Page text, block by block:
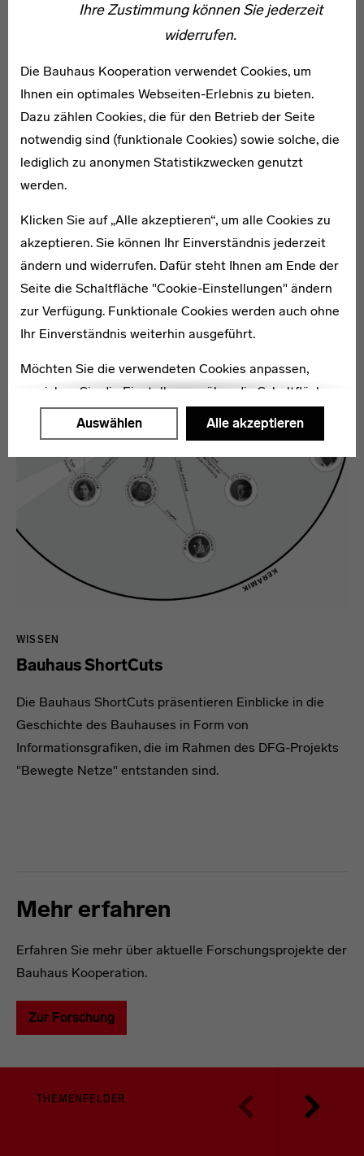
Ihre Zustimmung können Sie jederzeit
widerrufen.
Die Bauhaus Kooperation verwendet Cookies, um
Ihnen ein optimales Webseiten-Erlebnis zu bieten.
Dazu zählen Cookies, die für den Betrieb der Seite
notwendig sind (funktionale Cookies) sowie solche, die
lediglich zu anonymen Statistikzwecken genutzt
werden.
Klicken Sie auf „Alle akzeptieren“, um alle Cookies zu
akzeptieren. Sie können Ihr Einverständnis jederzeit
ändern und widerrufen. Dafür steht Ihnen am Ende der
Seite die Schaltfläche "Cookie-Einstellungen" ändern
zur Verfügung. Funktionale Cookies werden auch ohne
Ihr Einverständnis weiterhin ausgeführt.
Möchten Sie die verwendeten Cookies anpassen,
erreichen Sie die Einstellungen über die Schaltfläche
"Auswählen".
Datenschutzerklärungoder demImpressum
Auswählen Alle akzeptieren
Online-Journal Edition „Still Undead“
Im vierten und letzten Kapitel „Still Undead“ erforscht
„bauhaus imaginista“ den experimentellen Umgang mit
einer Vielzahl neuer Medien am Bauhaus in der
Fotografie und im Film, mit kinetischen Skulpturen,
visuellen Apparaten und Soundexperimenten.
WISSEN
Bauhaus ShortCuts
Die Bauhaus ShortCuts präsentieren Einblicke in die
Geschichte des Bauhauses in Form von
Informationsgrafiken, die im Rahmen des DFG-Projekts
"Bewegte Netze" entstanden sind.
Mehr erfahren
Erfahren Sie mehr über aktuelle Forschungsprojekte der
Bauhaus Kooperation.
Zur Forschung
THEMENFELDER